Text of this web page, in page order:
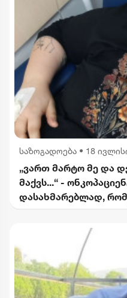
საზოგადოება • 18
„ვართ მარტო მე და
მაქვს...“ -
დასახმარებლად,